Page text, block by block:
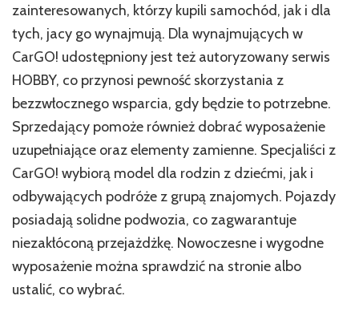
sprzedaży
w
CarGO!
zainteresowanych, którzy kupili samochód, jak i dla
tych, jacy go wynajmują. Dla wynajmujących w
CarGO! udostępniony jest też autoryzowany serwis
HOBBY, co przynosi pewność skorzystania z
bezzwłocznego wsparcia, gdy będzie to potrzebne.
Sprzedający pomoże również dobrać wyposażenie
uzupełniające oraz elementy zamienne. Specjaliści z
CarGO! wybiorą model dla rodzin z dziećmi, jak i
odbywających podróże z grupą znajomych. Pojazdy
posiadają solidne podwozia, co zagwarantuje
niezakłóconą przejażdżkę. Nowoczesne i wygodne
wyposażenie można sprawdzić na stronie albo
ustalić, co wybrać.